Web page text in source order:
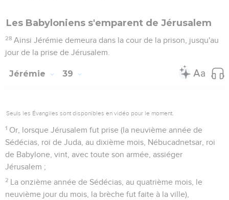
Les Babyloniens s'emparent de Jérusalem
28 Ainsi Jérémie demeura dans la cour de la prison, jusqu'au
jour de la prise de Jérusalem.
Jérémie 39
Seuls les Évangiles sont disponibles en vidéo pour le moment.
1 Or, lorsque Jérusalem fut prise (la neuvième année de
Sédécias, roi de Juda, au dixième mois, Nébucadnetsar, roi
de Babylone, vint, avec toute son armée, assiéger
Jérusalem ;
2 La onzième année de Sédécias, au quatrième mois, le
neuvième jour du mois, la brèche fut faite à la ville),